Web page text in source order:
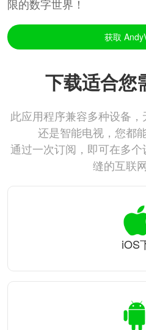
限的数字世界！
获取
下载适合您
此应用程序兼容多种设备
还是智能电视，您都
通过一次订阅，即可在多
缝的互联
iOS